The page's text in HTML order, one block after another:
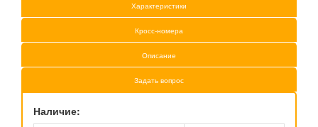
Характеристики
Кросс-номера
Описание
Задать вопрос
Наличие: